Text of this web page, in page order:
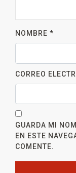
NOMBRE *
CORREO
GUARDA MI
EN ESTE
COMENTE.